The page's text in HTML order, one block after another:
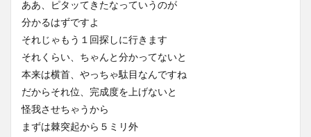
ああ、ピタッてきたなっていうのが
分かるはずですよ
それじゃもう１回探しに行きます
それくらい、ちゃんと分かってないと
本来は横首、やっちゃ駄目なんですね
だからそれ位、完成度を上げないと
怪我させちゃうから
まずは棘突起から５ミリ外